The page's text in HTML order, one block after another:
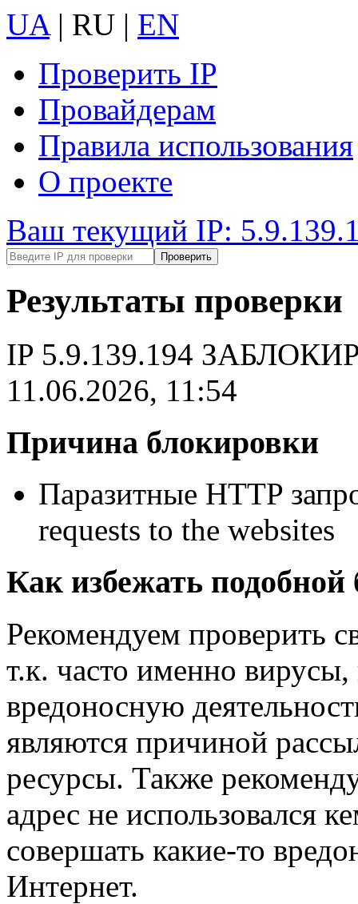
UA| RU | EN
Проверить IP
Провайдерам
Правила использования
О проекте
Ваш текущий IP:
Результаты проверки
IP 5.9.139.194
11.06.2026, 11:54
Причина блокировки
Паразитные HTTP
requests to the websites
Как избежать подобной
Рекомендуем проверить
т.к. часто именно
вредоносную
являются причиной
ресурсы. Также
адрес не использовался
совершать какие-то
Интернет.